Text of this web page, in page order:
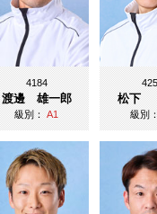
4184
渡邊 雄一郎
級別：A1
松下
級別